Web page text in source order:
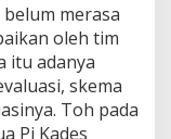
merasa
oleh tim
itu adanya
skema
Toh pada
Pj Kades